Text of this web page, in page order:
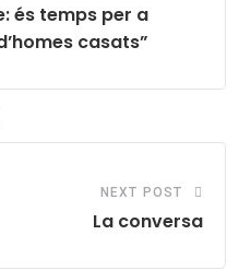
és temps per a
casats”
NEXT POST
La conversa